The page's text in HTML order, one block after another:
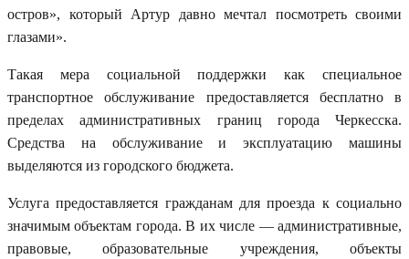
остров», который Артур давно мечтал посмотреть своими
глазами».
Такая мера социальной поддержки как специальное
транспортное обслуживание предоставляется бесплатно в
пределах административных границ города Черкесска.
Средства на обслуживание и эксплуатацию машины
выделяются из городского бюджета.
Услуга предоставляется гражданам для проезда к социально
значимым объектам города. В их числе — административные,
правовые, образовательные учреждения, объекты